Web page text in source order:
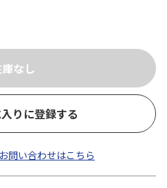
りに登録する
問い合わせはこちら